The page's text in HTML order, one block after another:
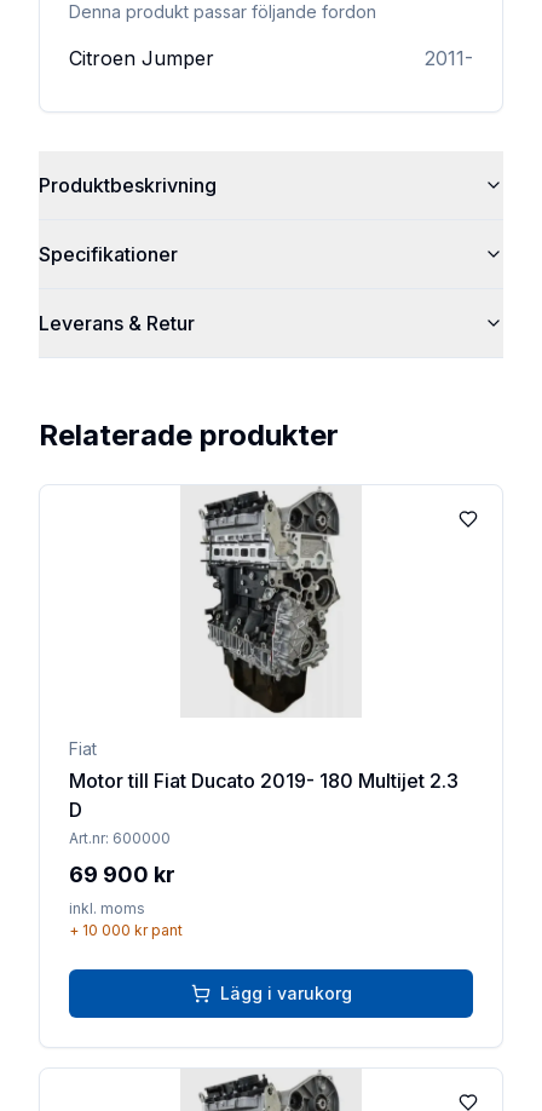
Denna produkt passar följande fordon
Citroen Jumper 2011-
Produktbeskrivning
Specifikationer
Leverans & Retur
Relaterade produkter
Lägg till
Fiat
Motor till Fiat Ducato 2019- 180 Multijet 2.3
D
Art.nr: 600000
69 900 kr
inkl. moms
+ 10 000 krpant
Lägg i varukorg